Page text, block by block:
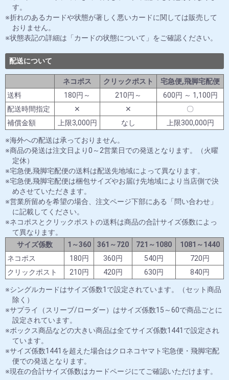
す。
折れのあるカードや状態が著しく悪いカードに関しては販売して
おりません。
状態表記の詳細は「カードの状態について」をご確認ください。
配送について
ネコポス クリックポスト
宅急便,飛脚宅配便
送料
180円～ 210円～
600円 ～ 1,100円
配送時間指定
✕ ✕
〇
補償金額
上限3,000円 なし 上限300,000円
海外への配送は承っておりません。
商品の発送は注文日より0～2営業日での発送となります。（火曜
定休）
宅急便,飛脚宅配便の送料は配送先地域によって異なります。
宅急便,飛脚宅配便は梱包サイズやお届け先地域により当店側で決
めさせていただきます。
営業所留めを希望の場合、注文ページ下部にある「問い合わせ」
に記載してください。
ネコポスとクリックポストの送料は商品の合計サイズ係数によっ
て異なります。
サイズ係数
1～360 361～720 721～1080
1081～1440
ネコポス
180円 360円 540円
720円
クリックポスト
210円 420円 630円 840円
シングルカードはサイズ係数1で設定されています。（セット商品
除く）
サプライ（スリーブ/ローダー）はサイズ係数15～60で商品ごとに
設定されています。
ボックス商品などの大きい商品は全てサイズ係数1441で設定され
ています。
サイズ係数1441を超えた場合はクロネコヤマト宅急便・飛脚宅配
便での発送となります。
現在の合計サイズ係数はカードページにてご確認いただけます。